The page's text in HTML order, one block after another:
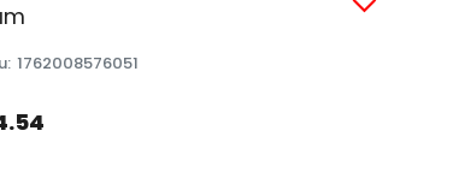
: 1762008576051